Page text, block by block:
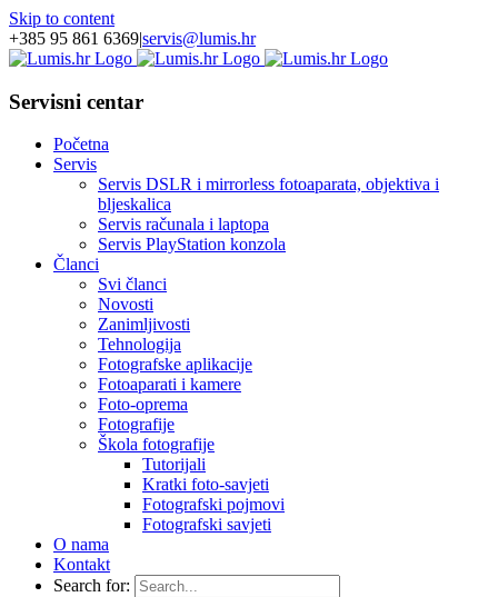
Skip to content
+385 95 861 6369|servis@lumis.hr
Servisni centar
Početna
Servis
Servis DSLR i mirrorless fotoaparata, objektiva i
bljeskalica
Servis računala i laptopa
Servis PlayStation konzola
Članci
Svi članci
Novosti
Zanimljivosti
Tehnologija
Fotografske aplikacije
Fotoaparati i kamere
Foto-oprema
Fotografije
Škola fotografije
Tutorijali
Kratki foto-savjeti
Fotografski pojmovi
Fotografski savjeti
O nama
Kontakt
Search for: